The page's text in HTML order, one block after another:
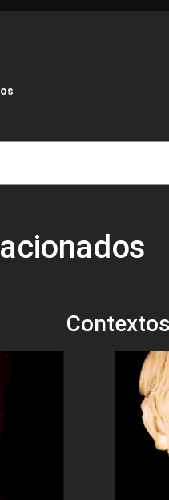
de ayuda a